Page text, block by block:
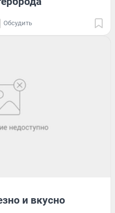
Обсудить
и вкусно